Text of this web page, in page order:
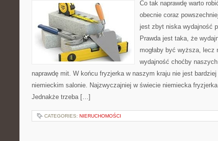
Co tak naprawdę warto
obecnie coraz
jest zbyt niska wydajność
Prawda jest taka, że
mogłaby być wyższa,
wydajność choćby
naprawdę mit. W końcu fryzjerka w naszym kraju nie jest
niemieckim salonie. Najzwyczajniej w świecie niemiecka
Jednakże trzeba […]
CATEGORIES: NIERUCHOMOŚCI